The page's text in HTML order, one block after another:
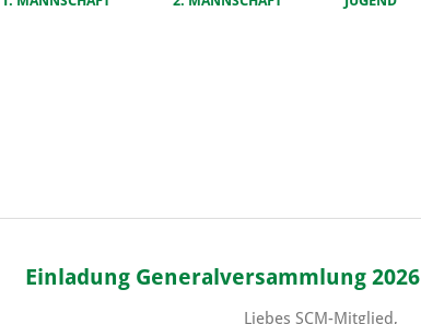
Einladung Generalversammlung 2026
Liebes SCM-Mitglied,